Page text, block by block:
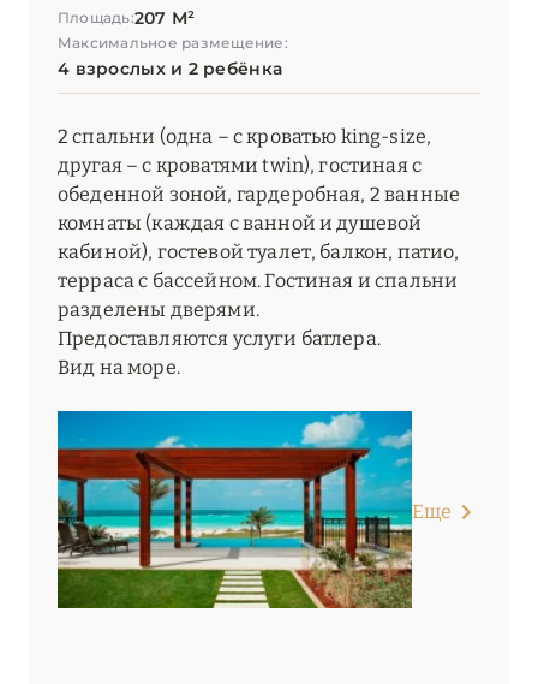
Площадь:207 М²
Максимальное размещение:
4 взрослых и 2 ребёнка
2 спальни (одна – с кроватью king-size,
другая – с кроватями twin), гостиная с
обеденной зоной, гардеробная, 2 ванные
комнаты (каждая с ванной и душевой
кабиной), гостевой туалет, балкон, патио,
терраса с бассейном. Гостиная и спальни
разделены дверями.
Предоставляются услуги батлера.
Вид на море.
Еще